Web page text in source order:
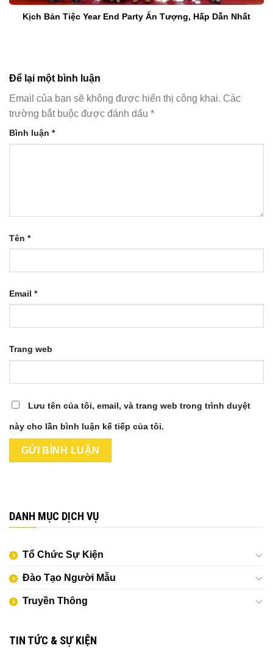
Kịch Bản Tiệc Year End Party Ấn Tượng, Hấp Dẫn Nhất
Để lại một bình luận
Email của bạn sẽ không được hiển thị công khai. Các
trường bắt buộc được đánh dấu *
Bình luận *
Tên *
Email *
Trang web
Lưu tên của tôi, email, và trang web trong trình duyệt
này cho lần bình luận kế tiếp của tôi.
DANH MỤC DỊCH VỤ
Tổ Chức Sự Kiện
Đào Tạo Người Mẫu
Truyền Thông
TIN TỨC & SỰ KIỆN